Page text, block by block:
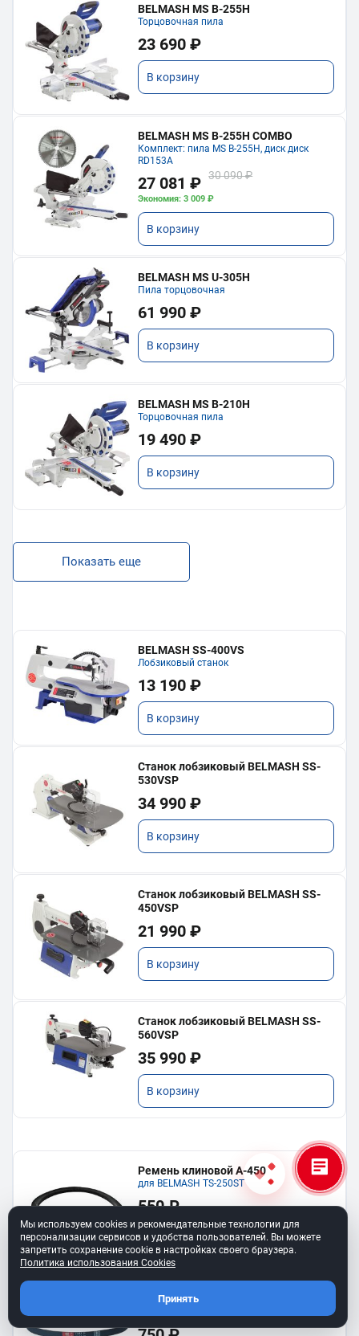
BELMASH MS B-255H
Торцовочная пила
23 690 ₽
В корзину
BELMASH MS B-255H COMBO
Комплект: пила MS B-255H, диск диск
RD153A
27 081 ₽ 30 090 ₽
Экономия: 3 009 ₽
В корзину
BELMASH MS U-305H
Пила торцовочная
61 990 ₽
В корзину
BELMASH MS B-210H
Торцовочная пила
19 490 ₽
В корзину
Показать еще
BELMASH SS-400VS
Лобзиковый станок
13 190 ₽
В корзину
Станок лобзиковый BELMASH SS-
530VSP
34 990 ₽
В корзину
Станок лобзиковый BELMASH SS-
450VSP
21 990 ₽
В корзину
Станок лобзиковый BELMASH SS-
560VSP
35 990 ₽
В корзину
Ремень клиновой A-450
для BELMASH TS-250SТ
550 ₽
В корзину
Ремень 6PJ610 для BELMASH BJM-
Мы используем cookies и рекомендательные технологии для
персонализации сервисов и удобства пользователей. Вы можете
запретить сохранение cookie в настройках своего браузера.
Политика использования Cookies
Принять